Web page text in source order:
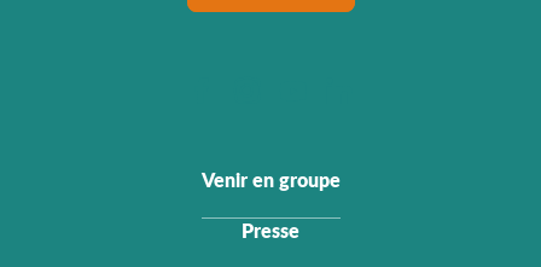
Venir en groupe
Presse